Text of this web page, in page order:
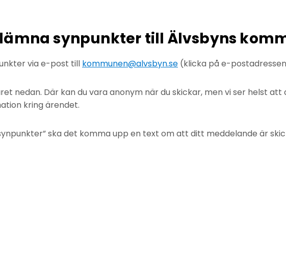
synpunkter till Älvsbyns
via e-post till kommunen@alvsbyn.se (klicka på e-
nedan. Där kan du vara anonym när du skickar, men vi ser helst
kring ärendet.
ska det komma upp en text om att ditt meddelande är